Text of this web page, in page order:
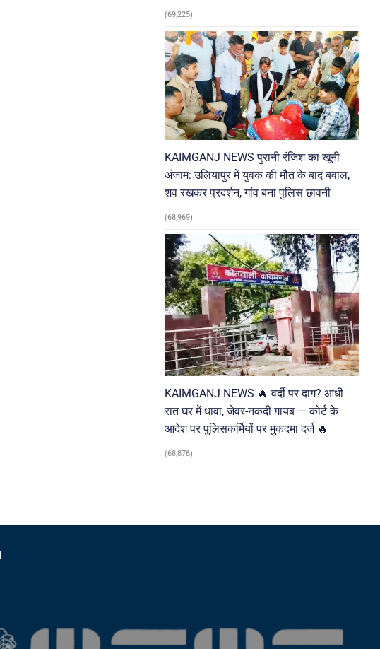
(69,225)
KAIMGANJ NEWS पुरानी रंजिश का खूनी
अंजाम: उलियापुर में युवक की मौत के बाद बवाल,
शव रखकर प्रदर्शन, गांव बना पुलिस छावनी
(68,969)
KAIMGANJ NEWS 🔥 वर्दी पर दाग? आधी
रात घर में धावा, जेवर-नकदी गायब — कोर्ट के
आदेश पर पुलिसकर्मियों पर मुकदमा दर्ज 🔥
(68,876)